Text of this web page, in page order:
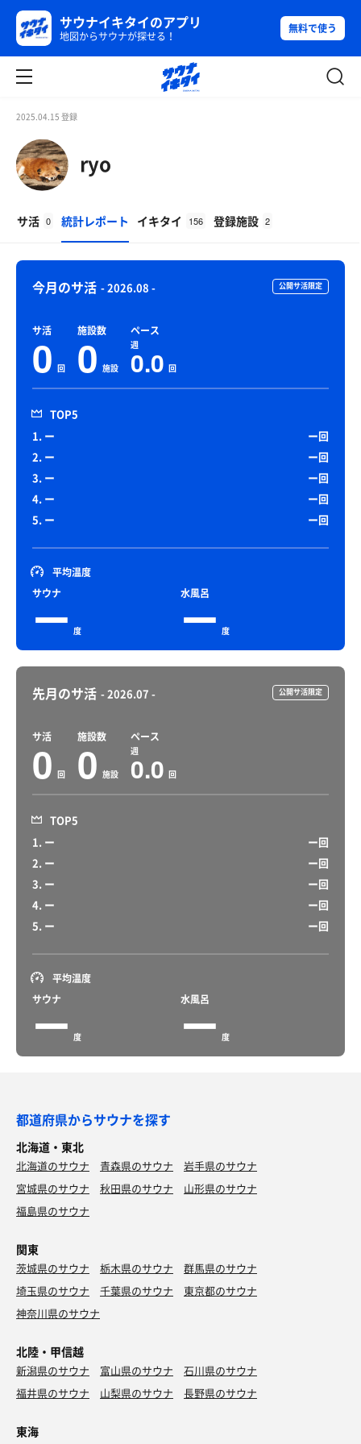
サウナイキタイのアプリ
地図からサウナが探せる！
無料で使う
2025.04.15 登録
ryo
サ活 0 統計レポート イキタイ 156 登録施設 2
今月のサ活 - 2026.08 - 公開サ活限定
サ活
0 回
施設数
0 施設
ペース
週
0.0 回
TOP5
1. ー
ー回
2. ー
ー回
3. ー
ー回
4. ー
ー回
5. ー
ー回
平均温度
サウナ
ー 度
水風呂
ー 度
先月のサ活 - 2026.07 - 公開サ活限定
サ活
0 回
施設数
0 施設
ペース
週
0.0 回
TOP5
1. ー
ー回
2. ー
ー回
3. ー
ー回
4. ー
ー回
5. ー
ー回
平均温度
サウナ
ー 度
水風呂
ー 度
都道府県からサウナを探す
北海道・東北
北海道のサウナ 青森県のサウナ
岩手県のサウナ
宮城県のサウナ
秋田県のサウナ
山形県のサウナ
福島県のサウナ
関東
茨城県のサウナ 栃木県のサウナ
群馬県のサウナ
埼玉県のサウナ
千葉県のサウナ
東京都のサウナ
神奈川県のサウナ
北陸・甲信越
新潟県のサウナ 富山県のサウナ
石川県のサウナ
福井県のサウナ
山梨県のサウナ 長野県のサウナ
東海